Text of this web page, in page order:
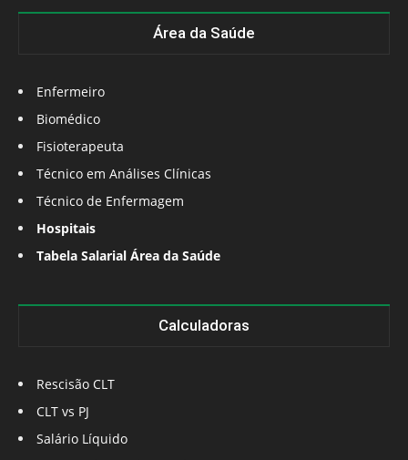
Área da Saúde
Enfermeiro
Biomédico
Fisioterapeuta
Técnico em Análises Clínicas
Técnico de Enfermagem
Hospitais
Tabela Salarial Área da Saúde
Calculadoras
Rescisão CLT
CLT vs PJ
Salário Líquido